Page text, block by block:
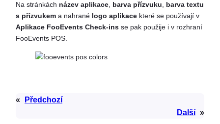
Na stránkách název aplikace barva přízvuku
barva textu
s přízvukem a nahrané logo aplikace které se používají v
Aplikace FooEvents Check-ins se pak použije i v rozhraní
FooEvents POS.
«
Předchozí
Další »